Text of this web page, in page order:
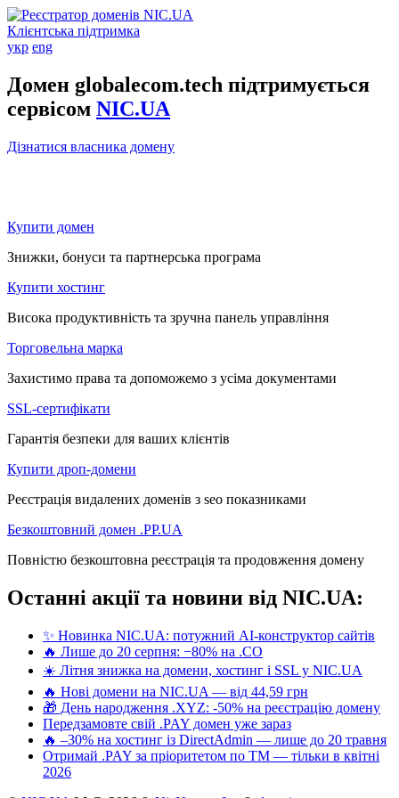
Клієнтська підтримка
укр eng
Домен globalecom.tech підтримується
сервісом NIC.UA
Дізнатися власника домену
Купити домен
Знижки, бонуси та партнерська програма
Купити хостинг
Висока продуктивність та зручна панель управління
Торговельна марка
Захистимо права та допоможемо з усіма документами
SSL-сертифікати
Гарантія безпеки для ваших клієнтів
Купити дроп-домени
Реєстрація видалених доменів з seo показниками
Безкоштовний домен .PP.UA
Повністю безкоштовна реєстрація та продовження домену
Останні акції та новини від NIC.UA:
✨ Новинка NIC.UA: потужний AI-конструктор сайтів
🔥 Лише до 20 серпня: −80% на .CO
☀️ Літня знижка на домени, хостинг і SSL у NIC.UA
🔥 Нові домени на NIC.UA — від 44,59 грн
🎁 День народження .XYZ: -50% на реєстрацію домену
Передзамовте свій .PAY домен уже зараз
🔥 –30% на хостинг із DirectAdmin — лише до 20 травня
Отримай .PAY за пріоритетом по ТМ — тільки в квітні
2026